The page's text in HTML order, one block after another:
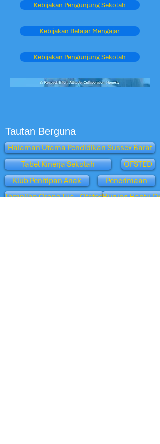
Kebijakan Pengunjung Sekolah
Kebijakan Belajar Mengajar
Kebijakan Pengunjung Sekolah
Tautan Berguna
Halaman Utama Pendidikan Sussex Barat
Tabel Kinerja Sekolah
OFSTED
Klub Penitipan Anak
Tampilan Orang Tua - Ofsted
Penerimaan
Burung Hantu